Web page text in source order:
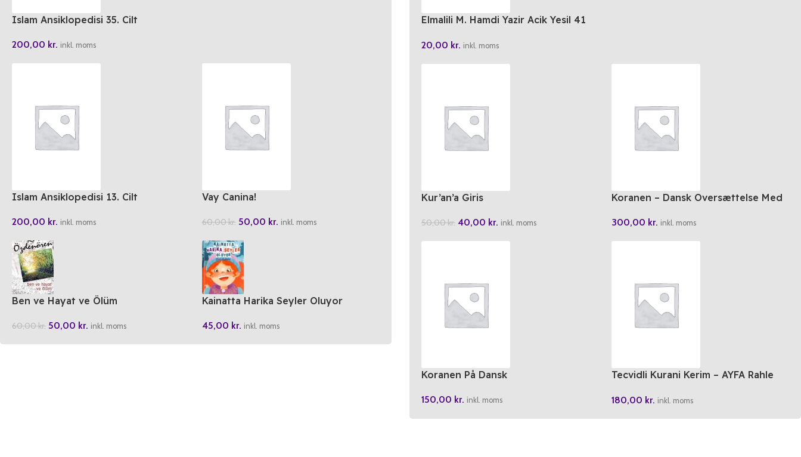
Islam Ansiklopedisi 35. Cilt
200,00 kr. inkl. moms
Islam Ansiklopedisi 13. Cilt
200,00 kr. inkl. moms
Vay Canina!
60,00kr. 50,00 kr. inkl. moms
Ben ve Hayat ve Ölüm
60,00kr. 50,00 kr. inkl. moms
Kainatta Harika Seyler Oluyor
45,00 kr. inkl. moms
Elmalili M. Hamdi Yazir Acik Yesil 41
20,00 kr. inkl. moms
Kur’an’a Giris
50,00kr. 40,00 kr. inkl. moms
Koranen – Dansk Oversættelse Med
300,00 kr. inkl. moms
Koranen På Dansk
150,00 kr. inkl. moms
Tecvidli Kurani Kerim – AYFA Rahle
180,00 kr. inkl. moms